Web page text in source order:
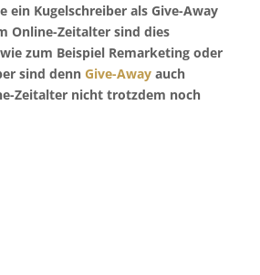
ein Kugelschreiber als Give-Away
Online-Zeitalter sind dies
zum Beispiel Remarketing oder
sind denn Give-Away auch
Zeitalter nicht trotzdem noch